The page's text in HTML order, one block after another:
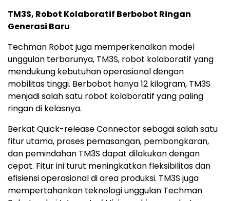
TM3S, Robot Kolaboratif Berbobot Ringan
Generasi Baru
Techman Robot juga memperkenalkan model
unggulan terbarunya, TM3S, robot kolaboratif yang
mendukung kebutuhan operasional dengan
mobilitas tinggi. Berbobot hanya 12 kilogram, TM3S
menjadi salah satu robot kolaboratif yang paling
ringan di kelasnya.
Berkat Quick-release Connector sebagai salah satu
fitur utama, proses pemasangan, pembongkaran,
dan pemindahan TM3S dapat dilakukan dengan
cepat. Fitur ini turut meningkatkan fleksibilitas dan
efisiensi operasional di area produksi. TM3S juga
mempertahankan teknologi unggulan Techman